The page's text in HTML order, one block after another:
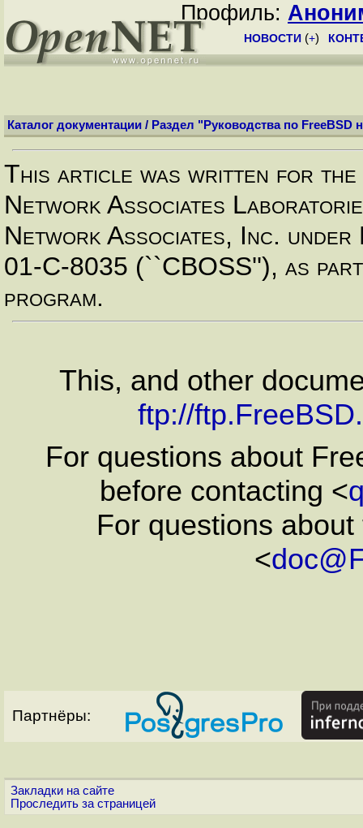
Профиль:
НОВОСТИ (+)
Каталог документации / Раздел "Руководства по FreeBSD
This article was written for the
Network Associates
Network Associates, Inc.
01-C-8035 (``CBOSS''), as
program.
This, and other
ftp://
For questions about
before contacting <
For questions
<
Партнёры:
Закладки на сайте
Проследить за страницей